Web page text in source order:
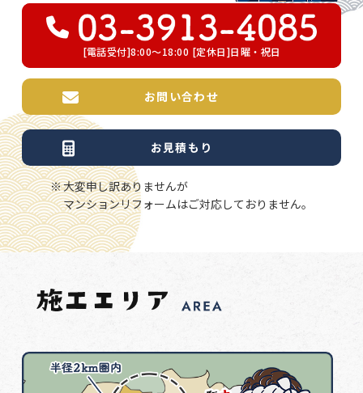
[電話受付]8:00～18:00 [定休日]日曜・祝日
お問い合わせ
お見積もり
大変申し訳ありませんが
マンションリフォームはご対応しておりません。